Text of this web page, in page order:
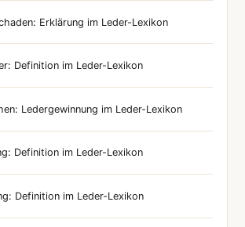
Erklärung im Leder-Lexikon
Definition im Leder-Lexikon
Ledergewinnung im Leder-Lexikon
Definition im Leder-Lexikon
Definition im Leder-Lexikon